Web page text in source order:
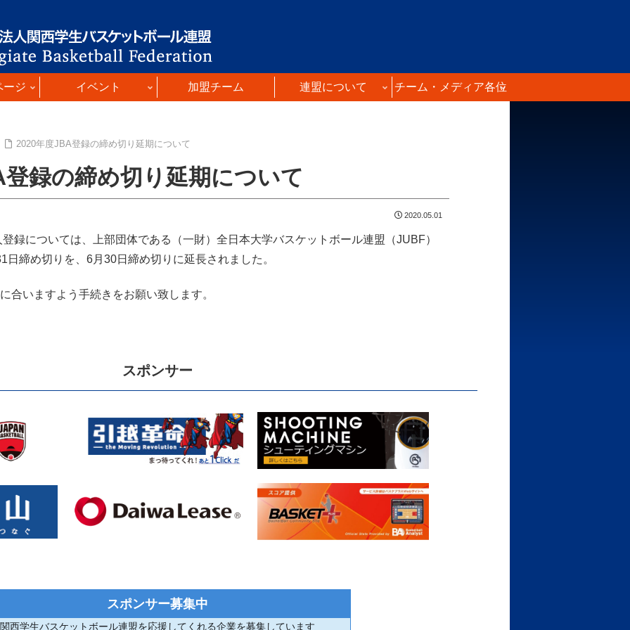
ージ イベント 加盟チーム 連盟について チーム・メディア各位
2020年度JBA登録の締め切り延期について
録の締め切り延期について
2020.05.01
録については、上部団体である（一財）全日本大学バスケットボール連盟（JUBF）
日締め切りを、6月30日締め切りに延長されました。
合いますよう手続きをお願い致します。
スポンサー
スポンサー募集中
関西学生バスケットボール連盟を応援してくれる企業を募集しています